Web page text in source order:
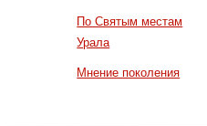
По Святым местам
Урала
Мнение поколения